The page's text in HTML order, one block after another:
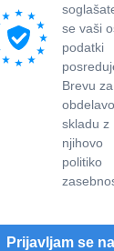
se vaši
podatki
Brevu za
skladu z
njihovo
politiko
Prijavljam se na